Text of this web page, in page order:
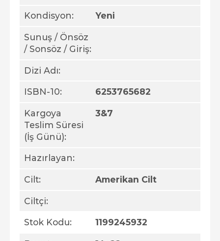
Kondisyon: Yeni
Sunuş / Önsöz
/ Sonsöz / Giriş:
Dizi Adı:
ISBN-10: 6253765682
Kargoya
Teslim Süresi
(İş Günü):
3&7
Hazırlayan:
Cilt: Amerikan Cilt
Ciltçi:
Stok Kodu: 1199245932